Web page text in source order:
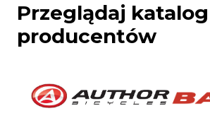
Przeglądaj
producentów